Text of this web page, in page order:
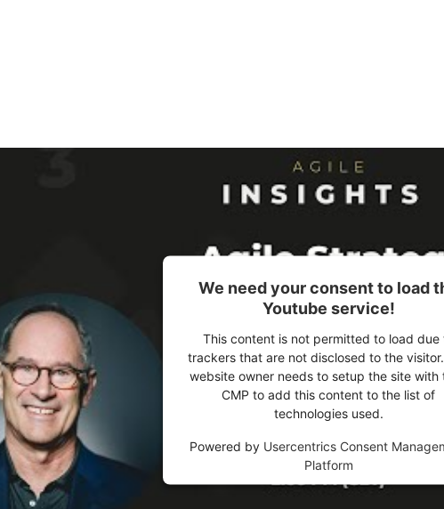
We need your consent to load
Youtube service!
This content is not permitted to load due
trackers that are not disclosed to the
website owner needs to setup the site with
CMP to add this content to the list of
technologies used.
Powered by Usercentrics Consent
Platform